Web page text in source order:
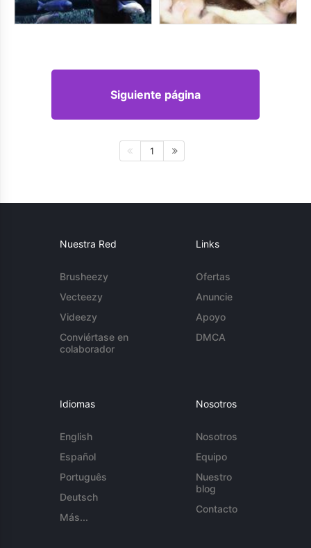
Siguiente página
1
Nuestra Red
Brusheezy
Vecteezy
Videezy
Conviértase en
colaborador
Links
Ofertas
Anuncie
Apoyo
DMCA
Idiomas
English
Español
Português
Deutsch
Más...
Nosotros
Nosotros
Equipo
Nuestro
blog
Contacto